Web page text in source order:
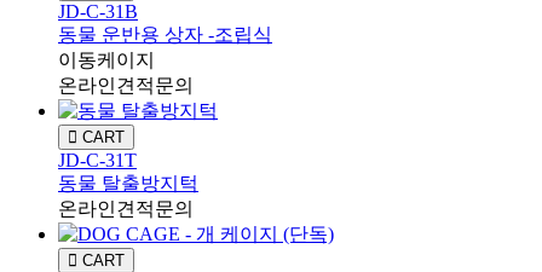
JD-C-31B
동물 운반용 상자 -조립식
이동케이지
온라인견적문의
CART
JD-C-31T
동물 탈출방지턱
온라인견적문의
CART